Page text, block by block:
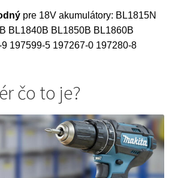
pre 18V akumulátory: BL1815N
BL1840B BL1850B BL1860B
197599-5 197267-0 197280-8
čo to je?